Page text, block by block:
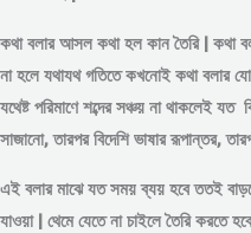
কথা বলার আসল কথা হল কান তৈরি | কথা
না হলে যথাযথ গতিতে কখনোই কথা বলার
যথেষ্ট পরিমাণেশব্দেরসঞ্চয় না থাকলেই যত
সাজানো, তারপর বিদেশি ভাষার রূপান্তর,
এই বলার মাঝে যত সময় ব্যয় হবে ততই
যাওয়া | থেমে যেতে না চাইলে তৈরি করতে